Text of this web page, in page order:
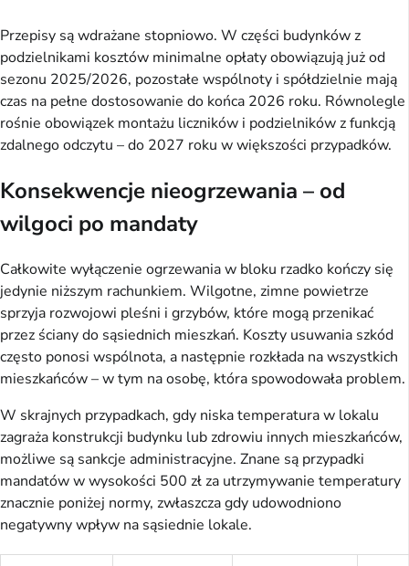
Przepisy są wdrażane stopniowo. W części budynków z
podzielnikami kosztów minimalne opłaty obowiązują już od
sezonu 2025/2026, pozostałe wspólnoty i spółdzielnie mają
czas na pełne dostosowanie do końca 2026 roku. Równolegle
rośnie obowiązek montażu liczników i podzielników z funkcją
zdalnego odczytu – do 2027 roku w większości przypadków.
Konsekwencje nieogrzewania – od
wilgoci po mandaty
Całkowite wyłączenie ogrzewania w bloku rzadko kończy się
jedynie niższym rachunkiem. Wilgotne, zimne powietrze
sprzyja rozwojowi pleśni i grzybów, które mogą przenikać
przez ściany do sąsiednich mieszkań. Koszty usuwania szkód
często ponosi wspólnota, a następnie rozkłada na wszystkich
mieszkańców – w tym na osobę, która spowodowała problem.
W skrajnych przypadkach, gdy niska temperatura w lokalu
zagraża konstrukcji budynku lub zdrowiu innych mieszkańców,
możliwe są sankcje administracyjne. Znane są przypadki
mandatów w wysokości 500 zł za utrzymywanie temperatury
znacznie poniżej normy, zwłaszcza gdy udowodniono
negatywny wpływ na sąsiednie lokale.